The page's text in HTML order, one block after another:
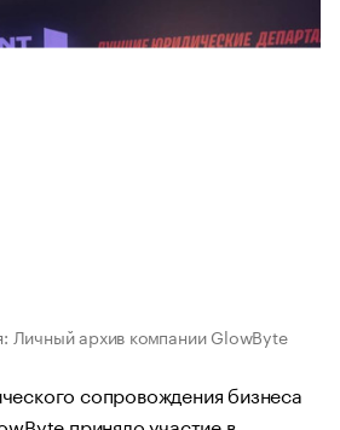
Личный архив компании GlowByte
сопровождения бизнеса